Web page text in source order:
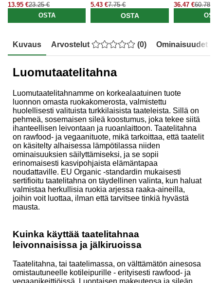
13.95 €23.25 €
OSTA
5.43 €7.75 €
OSTA
36.47 €60.78 €
Kuvaus Arvostelut (0) Ominaisuudet
Luomutaatelitahna
Luomutaatelitahnamme on korkealaatuinen tuote
luonnon omasta ruokakomerosta, valmistettu
huolellisesti valituista turkkilaisista taateleista. Sillä on
pehmeä, sosemaisen sileä koostumus, joka tekee siitä
ihanteellisen leivontaan ja ruoanlaittoon. Taatelitahna
on rawfood- ja vegaanituote, mikä tarkoittaa, että taatelit
on käsitelty alhaisessa lämpötilassa niiden
ominaisuuksien säilyttämiseksi, ja se sopii
erinomaisesti kasvipohjaista elämäntapaa
noudattaville. EU Organic -standardin mukaisesti
sertifioitu taatelitahna on täydellinen valinta, kun haluat
valmistaa herkullisia ruokia arjessa raaka-aineilla,
joihin voit luottaa, ilman että tarvitsee tinkiä hyvästä
mausta.
Kuinka käyttää taatelitahnaa
leivonnaisissa ja jälkiruoissa
Taatelitahna, tai taatelimassa, on välttämätön ainesosa
omistautuneelle kotileipurille - erityisesti rawfood- ja
vegaanikeittiöissä. Luontaisen makeutensa ja sileän